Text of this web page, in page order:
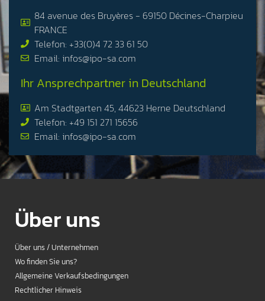
84 avenue des Bruyères - 69150 Décines-Charpieu
FRANCE
Telefon: +33(0)4 72 33 61 50
Email: infos@ipo-sa.com
Ihr Ansprechpartner in Deutschland
Am Stadtgarten 45, 44623 Herne Deutschland
Telefon: +49 151 271 15656
Email: infos@ipo-sa.com
Über uns
Über uns / Unternehmen
Wo finden Sie uns?
Allgemeine Verkaufsbedingungen
Rechtlicher Hinweis